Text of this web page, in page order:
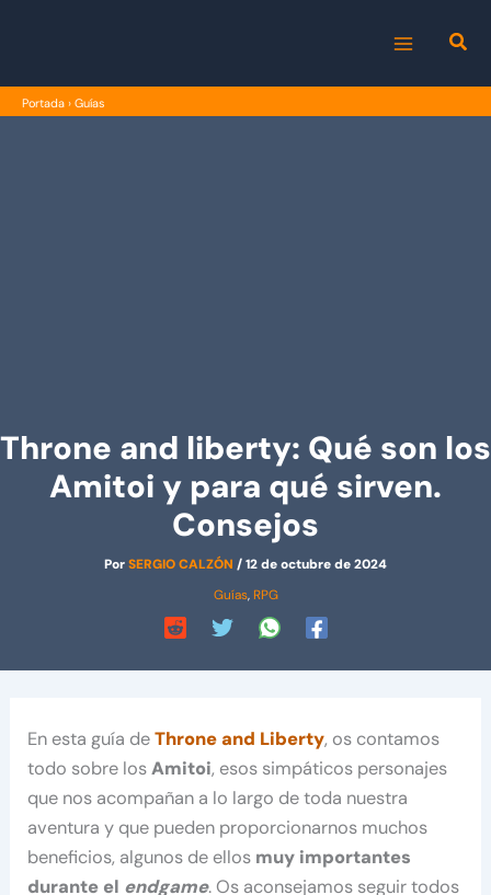
MENU
Portada › Guías
Throne and liberty: Qué son los
Amitoi y para qué sirven.
Consejos
PorSERGIO CALZÓN /12 de octubre de 2024
Guías, RPG
En esta guía deThrone and Liberty, os contamos
todo sobre losAmitoi, esos simpáticos personajes
que nos acompañan a lo largo de toda nuestra
aventura y que pueden proporcionarnos muchos
beneficios, algunos de ellos muy importantes
durante el endgame. Os aconsejamos seguir todos